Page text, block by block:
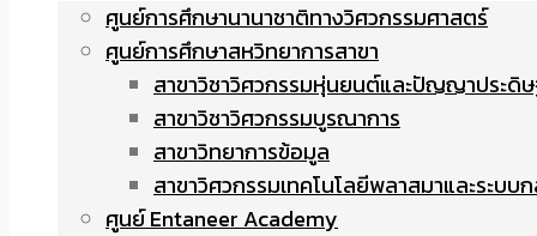
ศูนย์การศึกษานานาชาติทางวิศวกรรมศาสตร์
ศูนย์การศึกษาสหวิทยาการสาขา
สาขาวิชาวิศวกรรมหุ่นยนต์และปัญญาประดิ
สาขาวิชาวิศวกรรมบูรณาการ
สาขาวิทยาการข้อมูล
สาขาวิศวกรรมเทคโนโลยีพลาสมาและระบบ
ศูนย์ Entaneer Academy